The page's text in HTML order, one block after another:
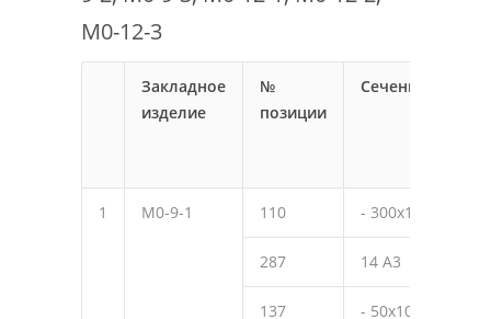
М0-12-3
Закладное
изделие
№
позиции
Сечение
1 М0-9-1 110 - 300х10
287 14 А3
137 - 50х10